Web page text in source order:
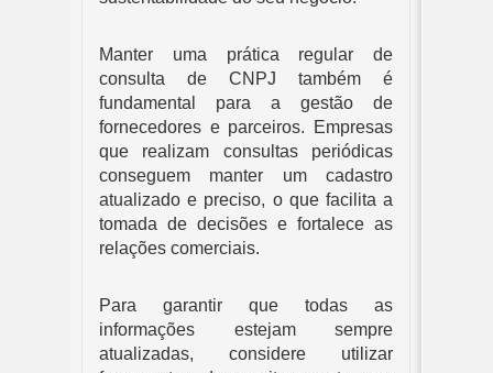
Manter uma prática regular de
consulta de CNPJ também é
fundamental para a gestão de
fornecedores e parceiros. Empresas
que realizam consultas periódicas
conseguem manter um cadastro
atualizado e preciso, o que facilita a
tomada de decisões e fortalece as
relações comerciais.
Para garantir que todas as
informações estejam sempre
atualizadas, considere utilizar